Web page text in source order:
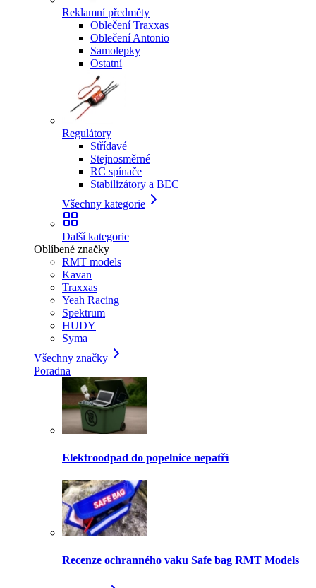
Reklamní předměty
Oblečení Traxxas
Oblečení Antonio
Samolepky
Ostatní
Regulátory
Střídavé
Stejnosměrné
RC spínače
Stabilizátory a BEC
Všechny kategorie
Další kategorie
Oblíbené značky
RMT models
Kavan
Traxxas
Yeah Racing
Spektrum
HUDY
Syma
Všechny značky
Poradna
Elektroodpad do popelnice nepatří
Recenze ochranného vaku Safe bag RMT Models